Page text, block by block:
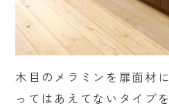
木目のメラミンを扉面材
ってはあえてないタイプ